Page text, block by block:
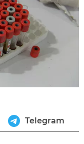
Telegram